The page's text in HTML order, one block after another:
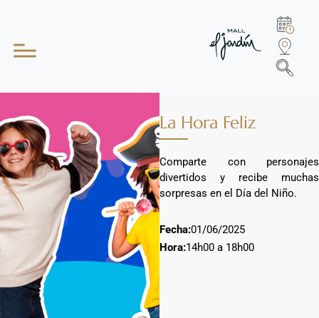
La Hora Feliz
Comparte con personajes
divertidos y recibe muchas
sorpresas en el Día del Niño.
Fecha:01/06/2025
Hora:14h00 a 18h00